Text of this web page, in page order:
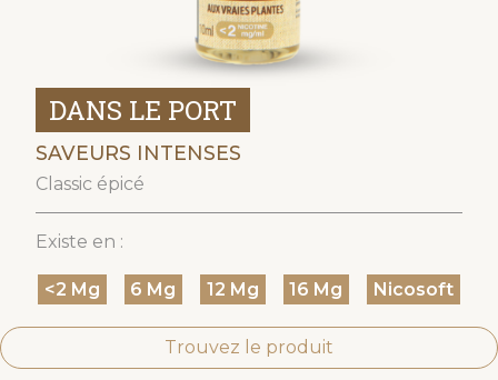
DANS LE PORT
SAVEURS INTENSES
Classic épicé
Existe en :
<2 Mg 6 Mg 12 Mg 16 Mg Nicosoft
Trouvez le produit